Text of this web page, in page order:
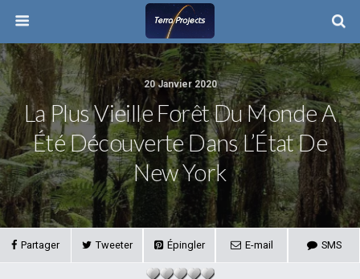
20 Janvier 2020
La Plus Vieille Forêt Du Monde A
Été Découverte Dans L’État De
New York
Partager Tweeter Épingler E-mail SMS